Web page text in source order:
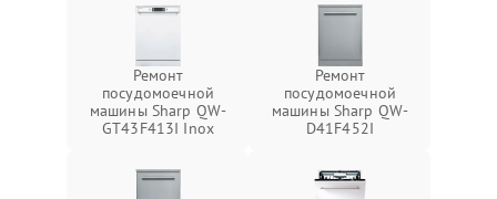
Ремонт
посудомоечной
машины Sharp QW-
GT43F413I Inox
Ремонт
посудомоечной
машины Sharp QW-
D41F452I